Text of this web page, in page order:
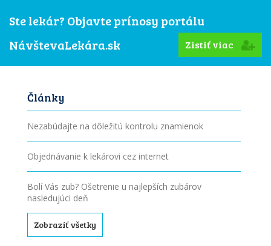
Ste lekár? Objavte prínosy portálu
NávštevaLekára.sk
Zistiť viac
Články
Nezabúdajte na dôležitú kontrolu znamienok
Objednávanie k lekárovi cez internet
Bolí Vás zub? Ošetrenie u najlepších zubárov
nasledujúci deň
Zobraziť všetky